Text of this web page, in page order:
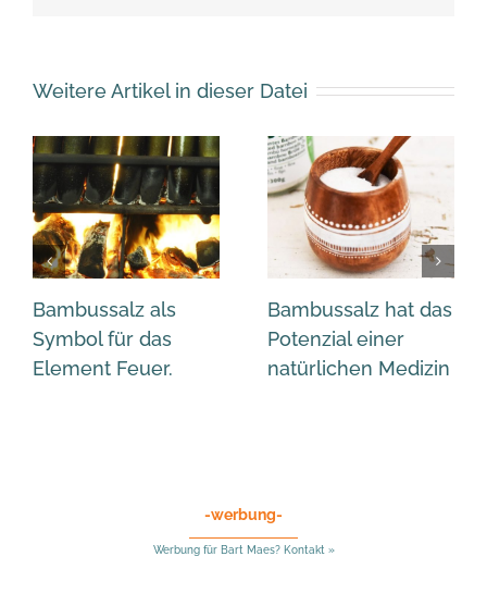
Weitere Artikel in dieser Datei
Bambussalz als
Symbol für das
Element Feuer.
Bambussalz hat das
Potenzial einer
natürlichen Medizin
-werbung-
Werbung für Bart Maes? Kontakt »